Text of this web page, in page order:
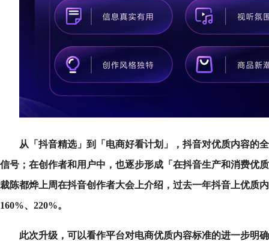
从「抖音精选」到「电商好看计划」，抖音对优质内容的
信号；在创作者和用户中，也逐步形成「在抖音生产和消费优
裁陈都烨上周在抖音创作者大会上介绍，过去一年抖音上优质
160%、220%。
此次升级，可以看作平台对电商优质内容标准的进一步明